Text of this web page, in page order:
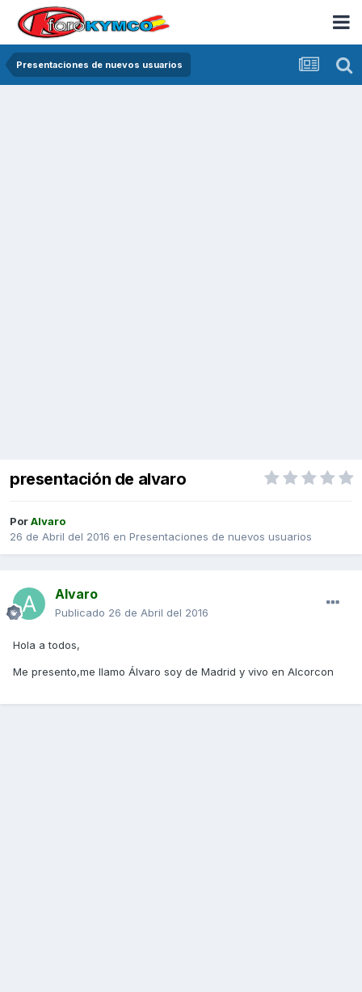
Presentaciones de nuevos usuarios
presentación de alvaro
PorAlvaro
26 de Abril del 2016 en Presentaciones de nuevos usuarios
Alvaro
Publicado 26 de Abril del 2016
Hola a todos,
Me presento,me llamo Álvaro soy de Madrid y vivo en Alcorcon